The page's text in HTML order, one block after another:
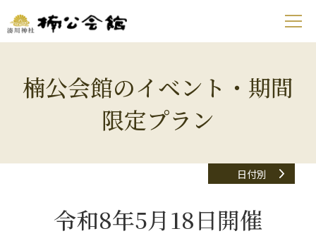
楠公会館のイベント・期間
限定プラン
日付別
令和8年5月18日開催